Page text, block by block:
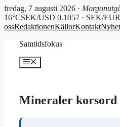
fredag, 7 augusti 2026 ·
16°CSEK/USD 0.1057 · SEK/
ossRedaktionenKällorKontakt
Samtidsfokus
Meny
Mineraler korsord